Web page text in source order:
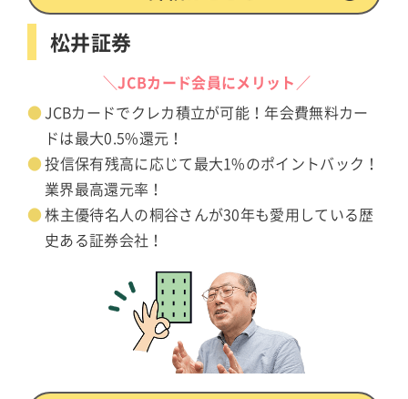
松井証券
＼JCBカード会員にメリット／
JCBカードでクレカ積立が可能！年会費無料カー
ドは最大0.5%還元！
投信保有残高に応じて最大1%のポイントバック！
業界最高還元率！
株主優待名人の桐谷さんが30年も愛用している歴
史ある証券会社！